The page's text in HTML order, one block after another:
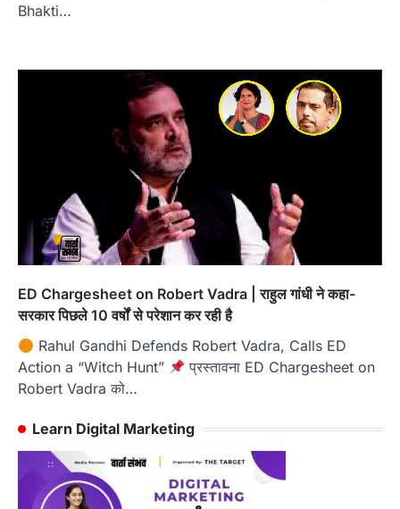
Bhakti…
ED Chargesheet on Robert Vadra | राहुल गांधी ने कहा-
सरकार पिछले 10 वर्षों से परेशान कर रही है
Rahul Gandhi Defends Robert Vadra, Calls ED
Action a “Witch Hunt”
प्रस्तावना ED Chargesheet on
Robert Vadra को…
Learn Digital Marketing